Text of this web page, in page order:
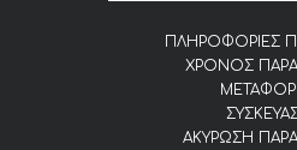
ΠΛΗΡΟΦΟΡΙΕΣ
ΧΡΟΝΟΣ
ΑΚΥΡΩΣΗ